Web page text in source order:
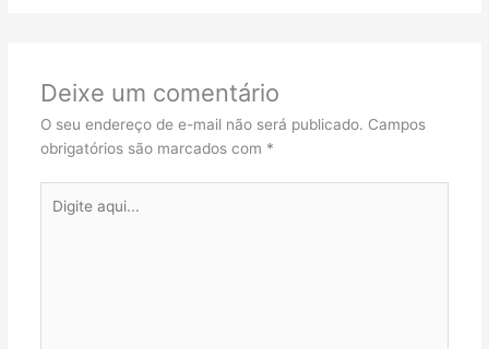
Deixe um comentário
O seu endereço de e-mail não será publicado. Campos
obrigatórios são marcados com *
aqui...